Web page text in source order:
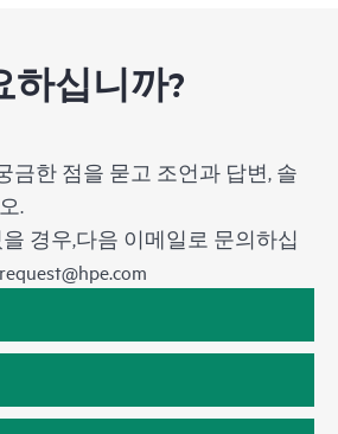
하십니까?
금한 점을 묻고 조언과 답변, 솔
.
경우,다음 이메일로 문의하십